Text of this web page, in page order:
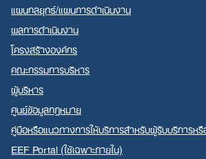
Search
for:
แผนกลยุทธ์/แผนการดำเนินงาน
ผลการดำเนินงาน
โครงสร้างองค์กร
คณะกรรมการบริหาร
ผู้บริหาร
ศูนย์ข้อมูลกฎหมาย
คู่มือหรือแนวทางการให้บริการสำหรับผู้รับบริการ
EEF Portal (ใช้เฉพาะภายใน)